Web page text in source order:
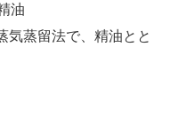
油
気蒸留法で、精油とと